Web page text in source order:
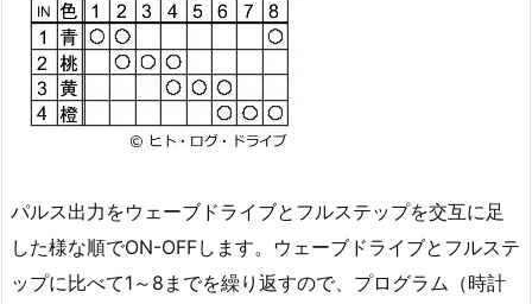
パルス出力をウェーブドライブとフルステップを交互に足
した様な順でON-OFFします。ウェーブドライブとフルステ
ップに比べて1～8までを繰り返すので、プログラム（時計